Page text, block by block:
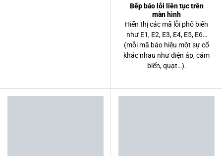
Bếp báo lỗi liên tục trên
màn hình
Hiển thị các mã lỗi phổ biến
như E1, E2, E3, E4, E5, E6…
(mỗi mã báo hiệu một sự cố
khác nhau như điện áp, cảm
biến, quạt…).